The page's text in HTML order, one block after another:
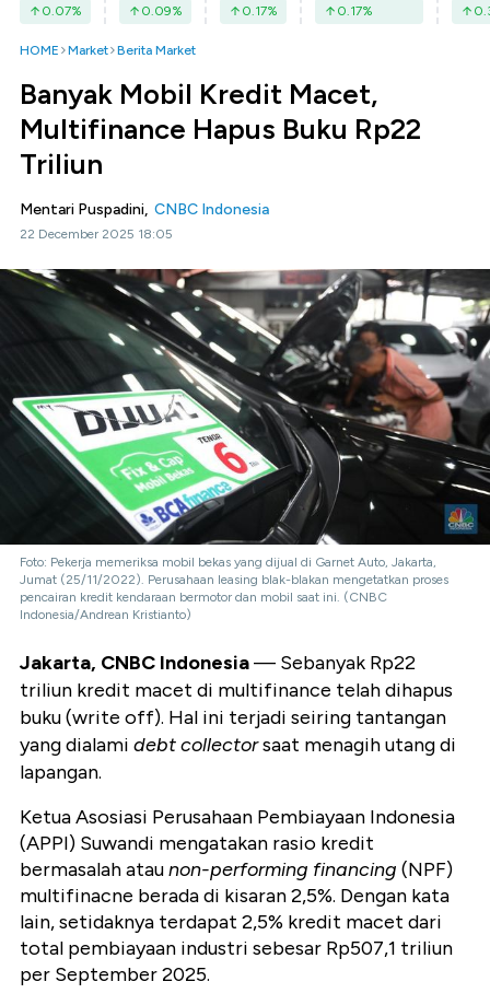
0.07% 0.09% 0.17% 0.17%
HOME Market Berita Market
Banyak Mobil Kredit Macet,
Multifinance Hapus Buku Rp22
Triliun
Mentari Puspadini, CNBC Indonesia
22 December 2025 18:05
Foto: Pekerja memeriksa mobil bekas yang dijual di Garnet Auto, Jakarta,
Jumat (25/11/2022). Perusahaan leasing blak-blakan mengetatkan proses
pencairan kredit kendaraan bermotor dan mobil saat ini. (CNBC
Indonesia/Andrean Kristianto)
Jakarta, CNBC Indonesia— Sebanyak Rp22
triliun kredit macet di multifinance telah dihapus
buku (write off). Hal ini terjadi seiring tantangan
yang dialami debt collectorsaat menagih utang di
lapangan.
Ketua Asosiasi Perusahaan Pembiayaan Indonesia
(APPI) Suwandi mengatakan rasio kredit
bermasalah ataunon-performing financing (NPF)
multifinacne berada di kisaran 2,5%. Dengan kata
lain, setidaknya terdapat 2,5% kredit macet dari
total pembiayaan industri sebesar Rp507,1 triliun
per September 2025.